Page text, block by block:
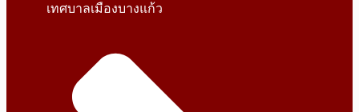
เทศบาลเมืองบางแก้ว